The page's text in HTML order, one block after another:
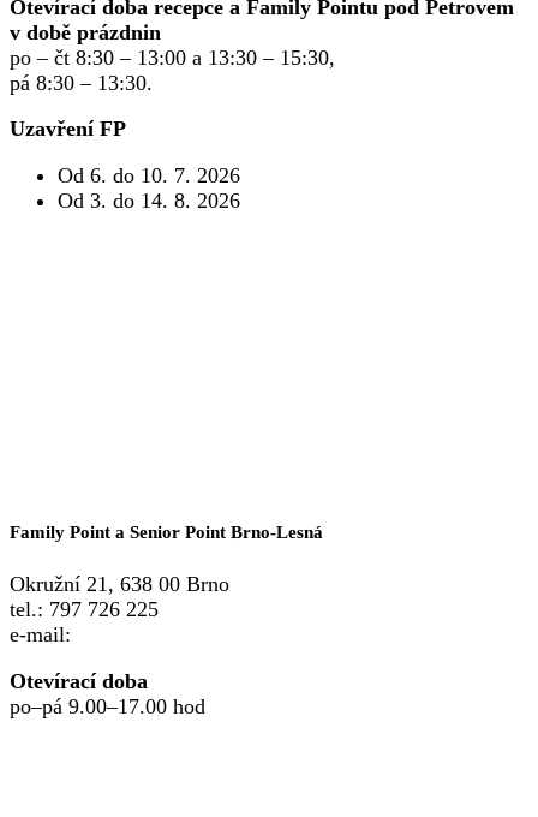
Otevírací doba recepce a Family Pointu pod Petrovem
v době prázdnin
po – čt 8:30 – 13:00 a 13:30 – 15:30,
pá 8:30 – 13:30.
Uzavření FP
Od 6. do 10. 7. 2026
Od 3. do 14. 8. 2026
Family Point a Senior Point Brno-Lesná
Okružní 21, 638 00 Brno
tel.: 797 726 225
e-mail:
Otevírací doba
po–pá 9.00–17.00 hod